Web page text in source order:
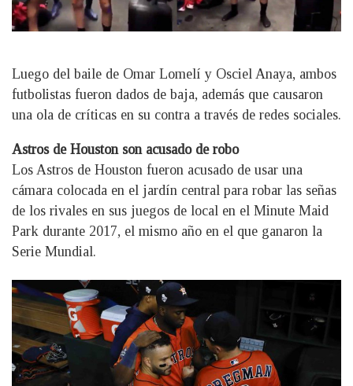
Luego del baile de Omar Lomelí y Osciel Anaya, ambos
futbolistas fueron dados de baja, además que causaron
una ola de críticas en su contra a través de redes sociales.
Astros de Houston son acusado de robo
Los Astros de Houston fueron acusado de usar una
cámara colocada en el jardín central para robar las señas
de los rivales en sus juegos de local en el Minute Maid
Park durante 2017, el mismo año en el que ganaron la
Serie Mundial.